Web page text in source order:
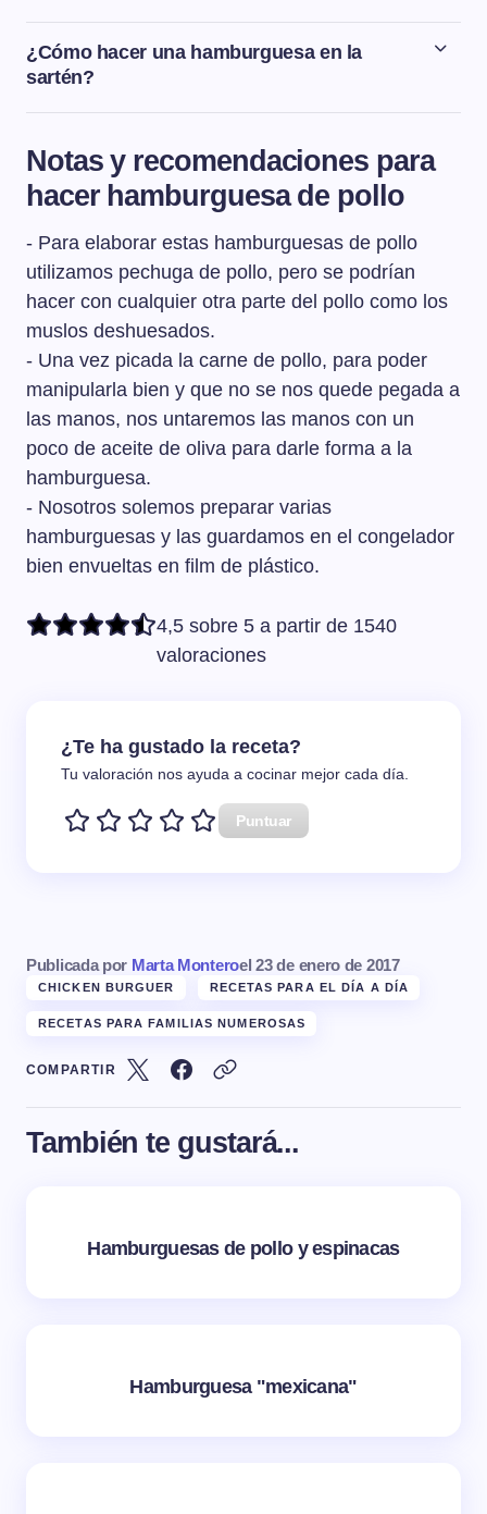
¿Cómo hacer una hamburguesa en la
sartén?
Para hacer una hamburguesa en la sartén, echaremos
hamburguesa unos 1 ó 2 minutos por cada lado,
dependiendo del grosor, vigilando que no se nos
Notas y recomendaciones para
hacer hamburguesa de pollo
- Para elaborar estas hamburguesas de pollo
utilizamos pechuga de pollo, pero se podrían
hacer con cualquier otra parte del pollo como los
muslos deshuesados.
- Una vez picada la carne de pollo, para poder
manipularla bien y que no se nos quede pegada a
las manos, nos untaremos las manos con un
poco de aceite de oliva para darle forma a la
hamburguesa.
- Nosotros solemos preparar varias
hamburguesas y las guardamos en el congelador
bien envueltas en film de plástico.
4,5 sobre 5 a partir de 1540
valoraciones
¿Te ha gustado la receta?
Tu valoración nos ayuda a cocinar mejor cada día.
Puntuar
Publicada por Marta Monteroel 23 de enero de 2017
CHICKEN BURGUER RECETAS PARA EL DÍA A DÍA
RECETAS PARA FAMILIAS NUMEROSAS
COMPARTIR
También te gustará...
Hamburguesas de pollo y espinacas
Hamburguesa "mexicana"